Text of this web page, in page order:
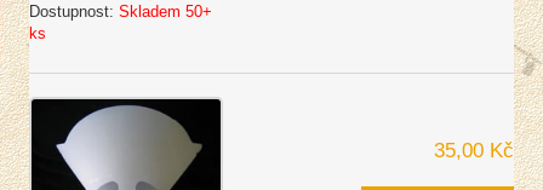
Dostupnost: Skladem 50+
ks
35,00 Kč